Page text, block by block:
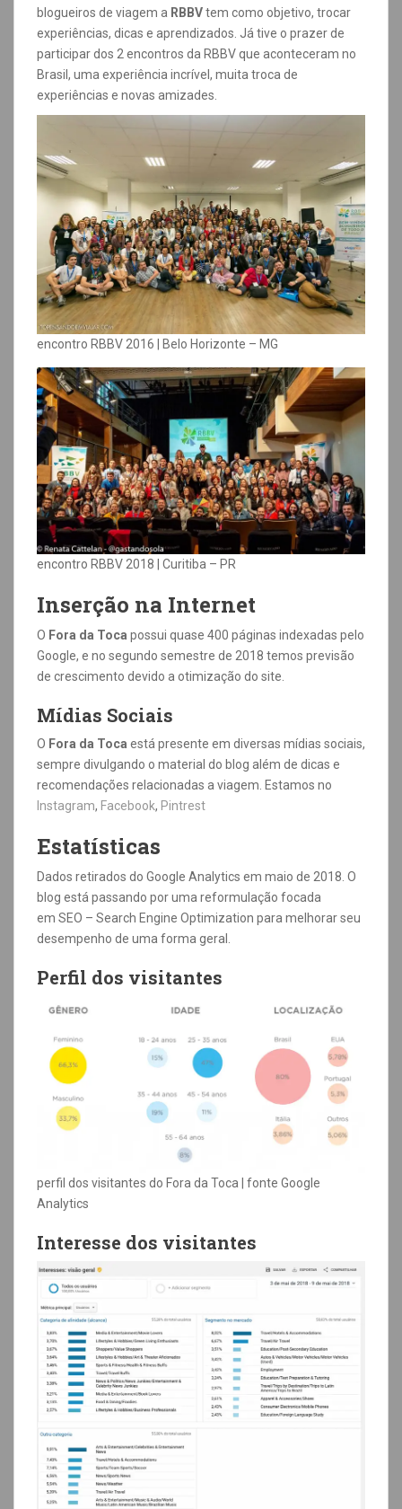
blogueiros de viagem a RBBVtem como objetivo, trocar
experiências, dicas e aprendizados. Já tive o prazer de
participar dos 2 encontros da RBBV que aconteceram no
Brasil, uma experiência incrível, muita troca de
experiências e novas amizades.
encontro RBBV 2016 | Belo Horizonte – MG
encontro RBBV 2018 | Curitiba – PR
Inserção na Internet
O Fora da Toca possui quase 400 páginas indexadas pelo
Google, e no segundo semestre de 2018 temos previsão
de crescimento devido a otimização do site.
Mídias Sociais
O Fora da Toca está presente em diversas mídias sociais,
sempre divulgando o material do blog além de dicas e
recomendações relacionadas a viagem. Estamos no
Instagram, Facebook, Pintrest
Estatísticas
Dados retirados do Google Analytics em maio de 2018. O
blog está passando por uma reformulação focada
em SEO – Search Engine Optimization para melhorar seu
desempenho de uma forma geral.
Perfil dos visitantes
perfil dos visitantes do Fora da Toca | fonte Google
Analytics
Interesse dos visitantes